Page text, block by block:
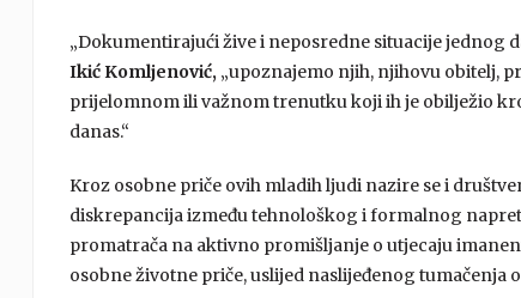
„Dokumentirajući žive i neposredne situacije jednog
Ikić Komljenović,„upoznajemo njih, njihovu obitelj,
prijelomnom ili važnom trenutku koji ih je obilježio
danas.“
Kroz osobne priče ovih mladih ljudi nazire se i
diskrepancija između tehnološkog i formalnog
promatrača na aktivno promišljanje o utjecaju
osobne životne priče, uslijed naslijeđenog tumačenja